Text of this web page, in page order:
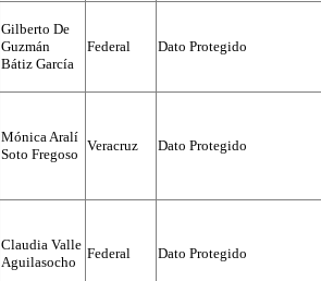
Gilberto De
Guzmán
Bátiz García
Federal Dato Protegido
Mónica Aralí
Soto Fregoso
Veracruz Dato Protegido
Claudia Valle
Aguilasocho
Federal Dato Protegido